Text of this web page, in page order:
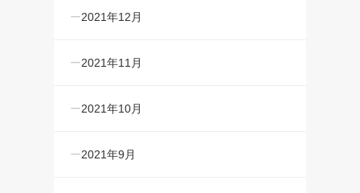
2021年12月
2021年11月
2021年10月
2021年9月